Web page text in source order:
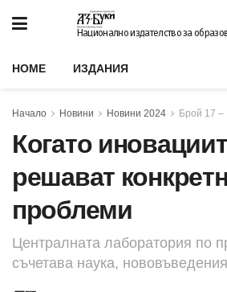
Национално издателство за
HOME ИЗДАНИЯ
Начало Новини Новини 2024 Брой 17 –
Когато
решават
проблеми
Централната лаборатория по
съчетава наука,